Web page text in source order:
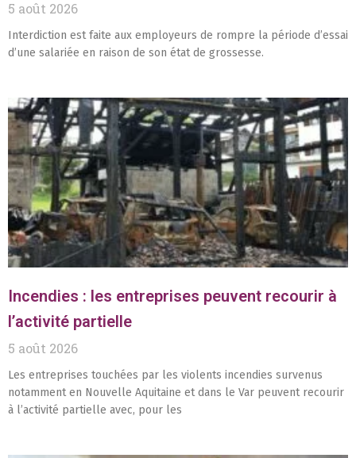
5 août 2026
Interdiction est faite aux employeurs de rompre la période d’essai
d’une salariée en raison de son état de grossesse.
Incendies : les entreprises peuvent recourir à
l’activité partielle
5 août 2026
Les entreprises touchées par les violents incendies survenus
notamment en Nouvelle Aquitaine et dans le Var peuvent recourir
à l’activité partielle avec, pour les